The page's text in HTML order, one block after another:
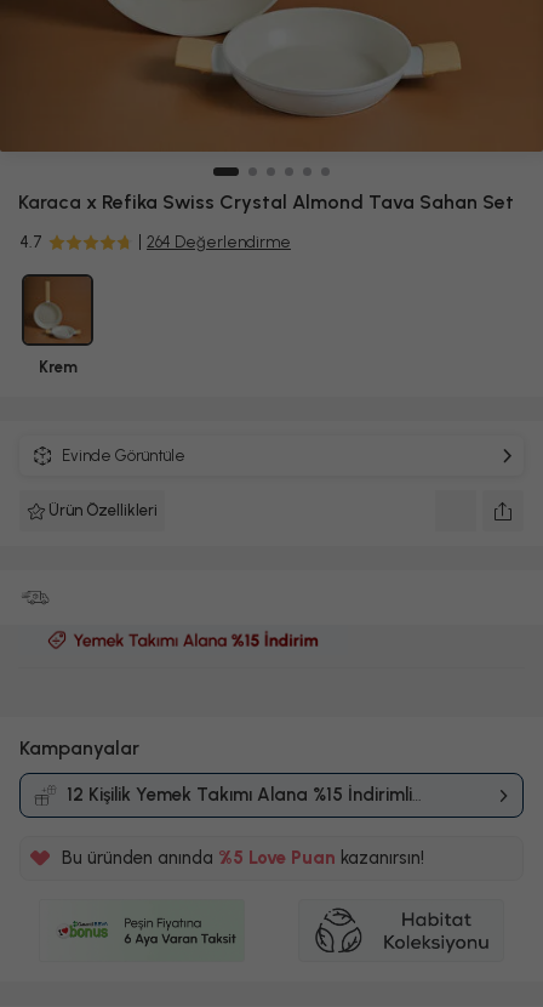
Karaca x Refika Swiss Crystal Almond Tava Sahan Set
4.7 264 Değerlendirme
Krem
Evinde Görüntüle
Ürün Özellikleri
Kampanyalar
12 Kişilik Yemek Takımı Alana %15 İndirimli
Kampanyası
Bu üründen anında %5 Love Puan kazanırsın!